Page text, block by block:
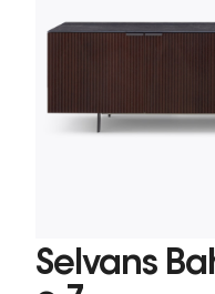
Selvans